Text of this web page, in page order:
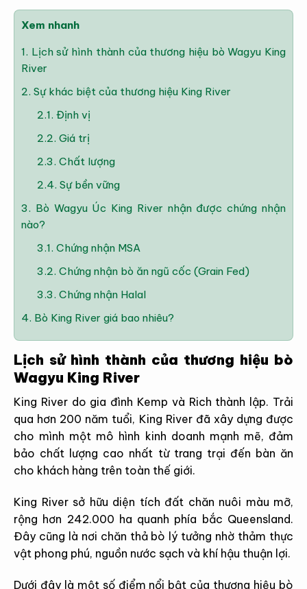
Xem nhanh
1. Lịch sử hình thành của thương hiệu bò Wagyu King
River
2. Sự khác biệt của thương hiệu King River
2.1. Định vị
2.2. Giá trị
2.3. Chất lượng
2.4. Sự bền vững
3. Bò Wagyu Úc King River nhận được chứng nhận
nào?
3.1. Chứng nhận MSA
3.2. Chứng nhận bò ăn ngũ cốc (Grain Fed)
3.3. Chứng nhận Halal
4. Bò King River giá bao nhiêu?
Lịch sử hình thành của thương hiệu bò
Wagyu King River
King River do gia đình Kemp và Rich thành lập. Trải
qua hơn 200 năm tuổi, King River đã xây dựng được
cho mình một mô hình kinh doanh mạnh mẽ, đảm
bảo chất lượng cao nhất từ trang trại đến bàn ăn
cho khách hàng trên toàn thế giới.
King River sở hữu diện tích đất chăn nuôi màu mỡ,
rộng hơn 242.000 ha quanh phía bắc Queensland.
Đây cũng là nơi chăn thả bò lý tưởng nhờ thảm thực
vật phong phú, nguồn nước sạch và khí hậu thuận lợi.
Dưới đây là một số điểm nổi bật của thương hiệu bò